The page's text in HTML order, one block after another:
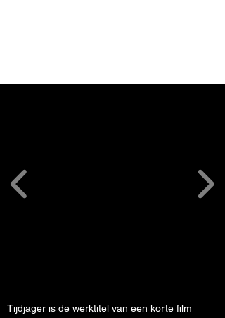
Tijdjager is de werktitel van een korte film